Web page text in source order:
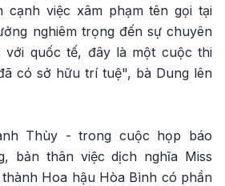
cạnh việc xâm phạm tên gọi tại
nghiêm trọng đến sự chuyên
với quốc tế, đây là một cuộc thi
có sở hữu trí tuệ", bà Dung lên
Thùy - trong cuộc họp báo
bản thân việc dịch nghĩa Miss
Hoa hậu Hòa Bình có phần